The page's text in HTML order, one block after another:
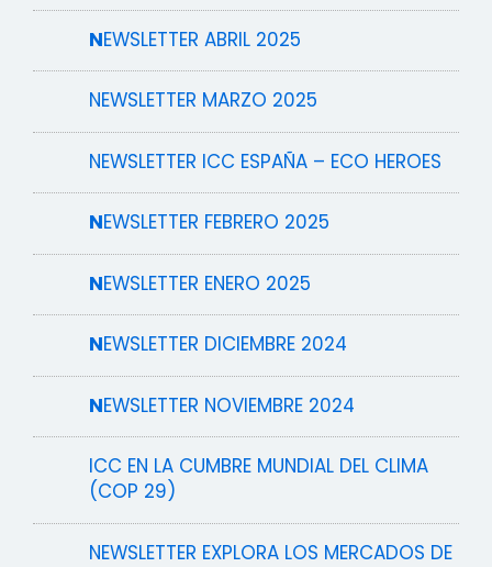
NEWSLETTER ABRIL 2025
NEWSLETTER MARZO 2025
NEWSLETTER ICC ESPAÑA – ECO HEROES
NEWSLETTER FEBRERO 2025
NEWSLETTER ENERO 2025
NEWSLETTER DICIEMBRE 2024
NEWSLETTER NOVIEMBRE 2024
ICC EN LA CUMBRE MUNDIAL DEL CLIMA
(COP 29)
NEWSLETTER EXPLORA LOS MERCADOS DE